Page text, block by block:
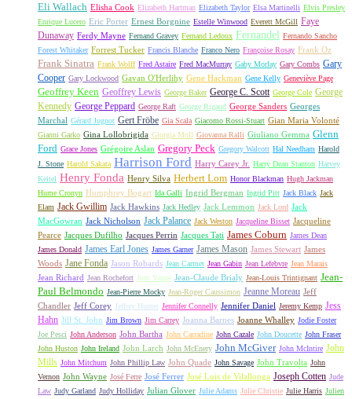
Eli Wallach Elisha Cook Elizabeth Hartman Elizabeth Taylor Elsa Martinelli Elvis Presley
Enrique Lucero Eric Porter Ernest Borgnine Estelle Winwood Everett McGill Faye
Dunaway Ferdy Mayne Fernand Gravey Fernand Ledoux Fernandel Fernando Sancho
Forest Whitaker Forrest Tucker Francis Blanche Franco Nero Françoise Rosay Frank Oz
Frank Sinatra Frank Wolff Fred Astaire Fred MacMurray Gaby Morlay Gary Combs Gary
Cooper Gary Lockwood Gavan O'Herlihy Gene Hackman Gene Kelly Geneviève Page
Geoffrey Keen Geoffrey Lewis George Baker George C. Scott George Cole George
Kennedy George Peppard George Raft George Rigaud George Sanders Georges
Marchal Gérard Jugnot Gert Fröbe Gia Scala Giacomo Rossi-Stuart Gian Maria Volonté
Gianni Garko Gina Lollobrigida Giorgia Moll Giovanna Ralli Giuliano Gemma Glenn
Ford Grace Jones Grégoire Aslan Gregory Peck Gregory Walcott Hal Needham Harold
J. Stone Harold Sakata Harrison Ford Harry Carey Jr. Harry Dean Stanton Harvey
Keitel Henry Fonda Henry Silva Herbert Lom Honor Blackman Hugh Jackman
Hume Cronyn Humphrey Bogart Ida Galli Ingrid Bergman Ingrid Pitt Jack Black Jack
Elam Jack Gwillim Jack Hawkins Jack Hedley Jack Lemmon Jack Lord Jack
MacGowran Jack Nicholson Jack Palance Jack Weston Jacqueline Bisset Jacqueline
Pearce Jacques Dufilho Jacques Perrin Jacques Tati James Coburn James Dean
James Donald James Earl Jones James Garner James Mason James Stewart James
Woods Jane Fonda Jason Robards Jean Carmet Jean Gabin Jean Lefebvre Jean Marais
Jean Richard Jean Rochefort Jean Yanne Jean-Claude Brialy Jean-Louis Trintignant Jean-
Paul Belmondo Jean-Pierre Mocky Jean-Roger Caussimon Jeanne Moreau Jeff
Chandler Jeff Corey Jeffrey Hunter Jennifer Connelly Jennifer Daniel Jeremy Kemp Jess
Hahn Jill St. John Jim Brown Jim Carrey Joanna Barnes Joanne Whalley Jodie Foster
Joe Pesci John Anderson John Bartha John Carradine John Cazale John Doucette John Fraser
John Huston John Ireland John Larch John McEnery John McGiver John McIntire John
Mills John Mitchum John Phillip Law John Quade John Savage John Travolta John
Vernon John Wayne José Ferre José Ferrer José Luis de Vilallonga Joseph Cotten Jude
Law Judy Garland Judy Holliday Julian Glover Julie Adams Julie Christie Julie Harris Julien